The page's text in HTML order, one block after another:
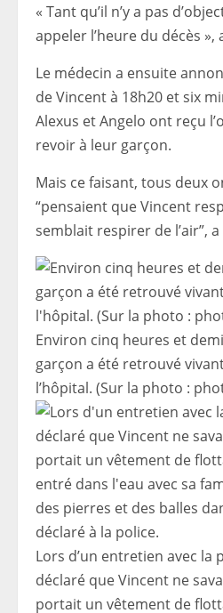
« Tant qu’il n’y a pas
appeler l’heure du décès »,
Le médecin a ensuite
de Vincent à 18h20 et six
Alexus et Angelo ont reçu
revoir à leur garçon.
Mais ce faisant, tous deux
“pensaient que Vincent
semblait respirer de l’air”,
Environ cinq heures et
garçon a été retrouvé
l’hôpital. (Sur la photo :
Lors d’un entretien avec la
déclaré que Vincent ne
portait un vêtement de